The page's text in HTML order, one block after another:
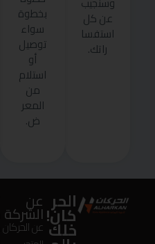
عن كل
استفسا
راتك.
بخطوة
سواء
توصيل
أو
استلام
من
المعر
ض.
الحر
كان!
خلك
عن
الشركة
عن الحركان